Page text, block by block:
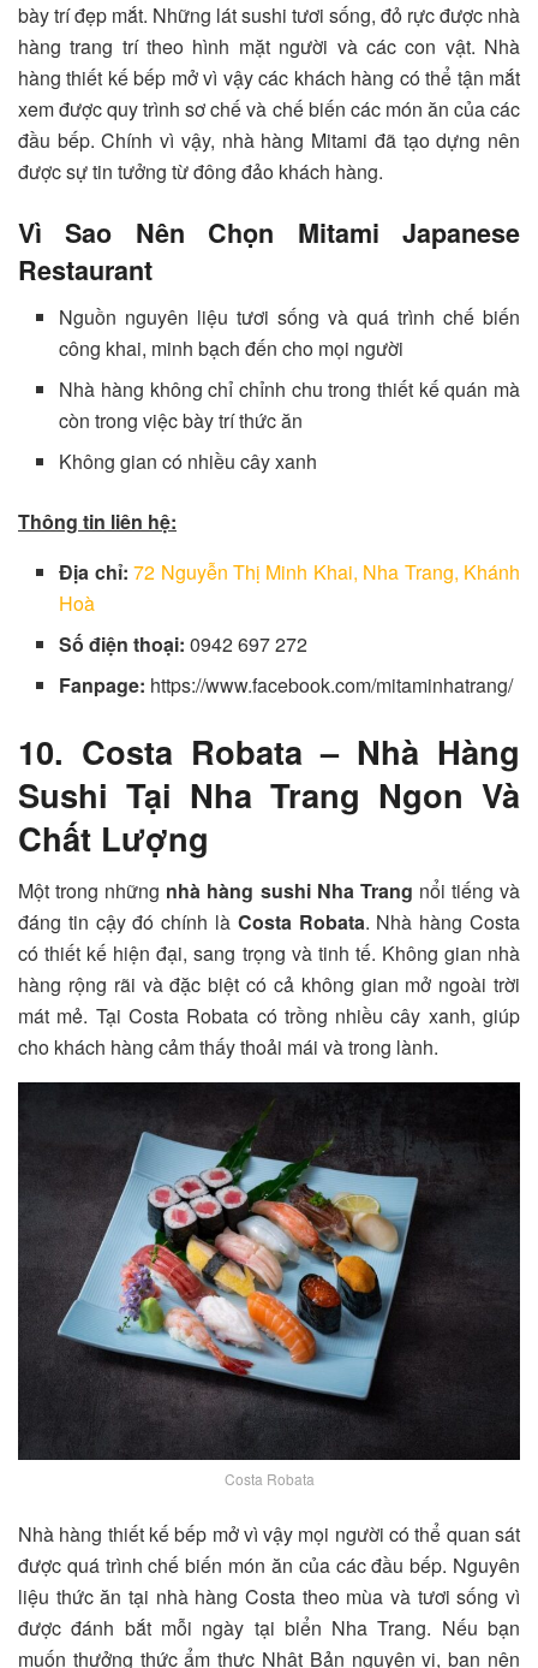
bày trí đẹp mắt. Những lát sushi tươi sống, đỏ rực được nhà
hàng trang trí theo hình mặt người và các con vật. Nhà
hàng thiết kế bếp mở vì vậy các khách hàng có thể tận mắt
xem được quy trình sơ chế và chế biến các món ăn của các
đầu bếp. Chính vì vậy, nhà hàng Mitami đã tạo dựng nên
được sự tin tưởng từ đông đảo khách hàng.
Vì Sao Nên Chọn Mitami Japanese
Restaurant
Nguồn nguyên liệu tươi sống và quá trình chế biến
công khai, minh bạch đến cho mọi người
Nhà hàng không chỉ chỉnh chu trong thiết kế quán mà
còn trong việc bày trí thức ăn
Không gian có nhiều cây xanh
Thông tin liên hệ:
Địa chỉ:72 Nguyễn Thị Minh Khai, Nha Trang, Khánh
Hoà
Số điện thoại:0942 697 272
Fanpage: https://www.facebook.com/mitaminhatrang/
10. Costa Robata – Nhà Hàng
Sushi Tại Nha Trang Ngon Và
Chất Lượng
Một trong những nhà hàng sushi Nha Trang nổi tiếng và
đáng tin cậy đó chính là Costa Robata. Nhà hàng Costa
có thiết kế hiện đại, sang trọng và tinh tế. Không gian nhà
hàng rộng rãi và đặc biệt có cả không gian mở ngoài trời
mát mẻ. Tại Costa Robata có trồng nhiều cây xanh, giúp
cho khách hàng cảm thấy thoải mái và trong lành.
Costa Robata
Nhà hàng thiết kế bếp mở vì vậy mọi người có thể quan sát
được quá trình chế biến món ăn của các đầu bếp. Nguyên
liệu thức ăn tại nhà hàng Costa theo mùa và tươi sống vì
được đánh bắt mỗi ngày tại biển Nha Trang. Nếu bạn
muốn thưởng thức ẩm thực Nhật Bản nguyên vị, bạn nên